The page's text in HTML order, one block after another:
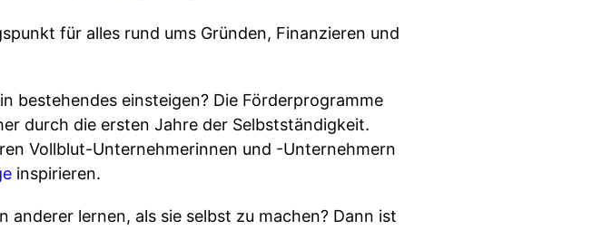
für alles rund ums Gründen, Finanzieren und
bestehendes einsteigen? Die Förderprogramme
durch die ersten Jahre der Selbstständigkeit.
Vollblut-Unternehmerinnen und -Unternehmern
⁠⁠ inspirieren.
lernen, als sie selbst zu machen? Dann ist